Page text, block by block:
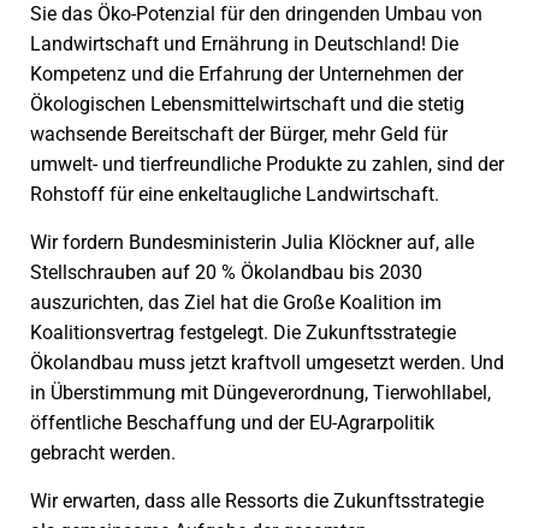
Sie das Öko-Potenzial für den dringenden Umbau von
Landwirtschaft und Ernährung in Deutschland! Die
Kompetenz und die Erfahrung der Unternehmen der
Ökologischen Lebensmittelwirtschaft und die stetig
wachsende Bereitschaft der Bürger, mehr Geld für
umwelt- und tierfreundliche Produkte zu zahlen, sind der
Rohstoff für eine enkeltaugliche Landwirtschaft.
Wir fordern Bundesministerin Julia Klöckner auf, alle
Stellschrauben auf 20 % Ökolandbau bis 2030
auszurichten, das Ziel hat die Große Koalition im
Koalitionsvertrag festgelegt. Die Zukunftsstrategie
Ökolandbau muss jetzt kraftvoll umgesetzt werden. Und
in Überstimmung mit Düngeverordnung, Tierwohllabel,
öffentliche Beschaffung und der EU-Agrarpolitik
gebracht werden.
Wir erwarten, dass alle Ressorts die Zukunftsstrategie